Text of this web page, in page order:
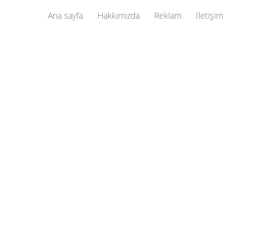
Ana sayfa Hakkımızda Reklam İletişim